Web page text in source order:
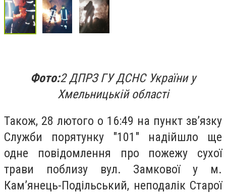
Фото:2 ДПРЗ ГУ ДСНС України у
Хмельницькій області
Також, 28 лютого о 16:49 на пункт зв’язку
Служби порятунку "101" надійшло ще
одне повідомлення про пожежу сухої
трави поблизу вул. Замкової у м.
Кам’янець-Подільський, неподалік Старої